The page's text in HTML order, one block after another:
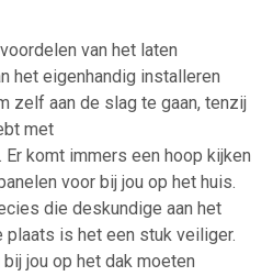
van het laten
het eigenhandig installeren
zelf aan de slag te gaan, tenzij
met
komt immers een hoop kijken
voor bij jou op het huis.
die deskundige aan het
is het een stuk veiliger.
jou op het dak moeten